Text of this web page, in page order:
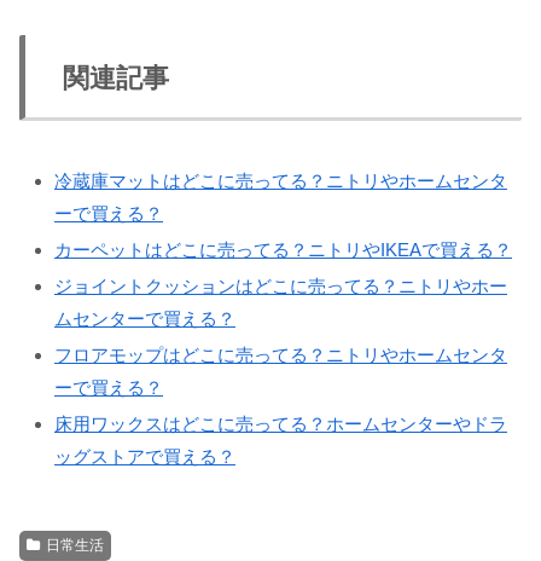
関連記事
冷蔵庫マットはどこに売ってる？ニトリやホームセンタ
ーで買える？
カーペットはどこに売ってる？ニトリやIKEAで買える？
ジョイントクッションはどこに売ってる？ニトリやホー
ムセンターで買える？
フロアモップはどこに売ってる？ニトリやホームセンタ
ーで買える？
床用ワックスはどこに売ってる？ホームセンターやドラ
ッグストアで買える？
日常生活